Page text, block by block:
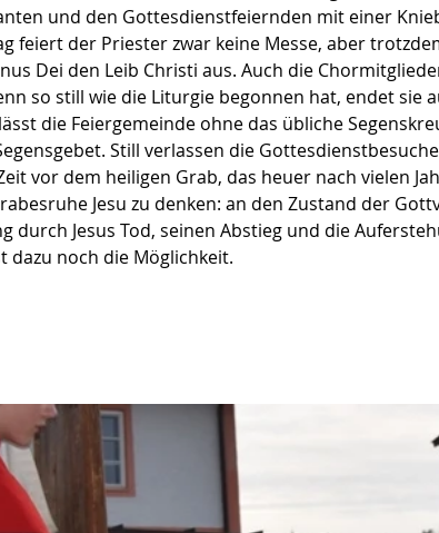
und den Gottesdienstfeiernden mit einer
feiert der Priester zwar keine Messe, aber
Dei den Leib Christi aus. Auch die
so still wie die Liturgie begonnen hat, endet sie
die Feiergemeinde ohne das übliche
Still verlassen die
vor dem heiligen Grab, das heuer nach vielen
Jesu zu denken: an den Zustand der
durch Jesus Tod, seinen Abstieg und die
dazu noch die Möglichkeit.